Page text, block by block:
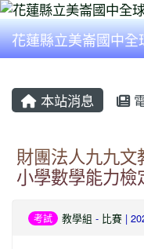
花蓮縣立美崙國中全
本站消息
財團法人九九
小學數學能力檢
考試 教學組 - 比賽 |